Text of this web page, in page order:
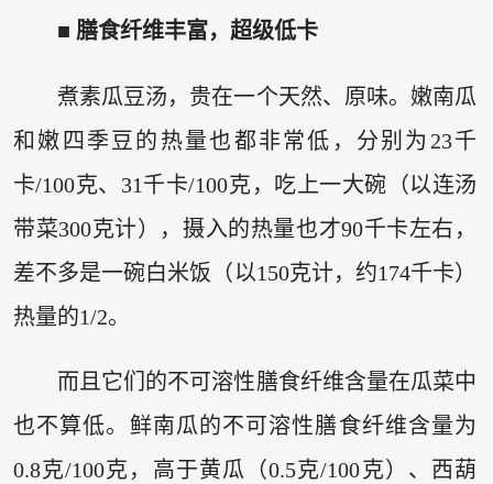
■ 膳食纤维丰富，超级低卡
煮素瓜豆汤，贵在一个天然、原味。嫩南瓜
和嫩四季豆的热量也都非常低，分别为23千
卡/100克、31千卡/100克，吃上一大碗（以连汤
带菜300克计），摄入的热量也才90千卡左右，
差不多是一碗白米饭（以150克计，约174千卡）
热量的1/2。
而且它们的不可溶性膳食纤维含量在瓜菜中
也不算低。鲜南瓜的不可溶性膳食纤维含量为
0.8克/100克，高于黄瓜（0.5克/100克）、西葫